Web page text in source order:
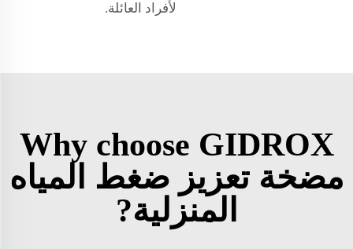
لأفراد العائلة.
Why choose GIDROX
مضخة تعزيز ضغط المياه
المنزلية?